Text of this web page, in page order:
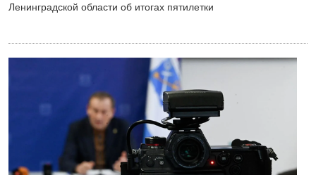
Ленинградской области об итогах пятилетки